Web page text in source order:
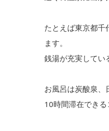
たとえば東京都千
ます。
銭湯が充実してい
お風呂は炭酸泉、
10時間滞在できる